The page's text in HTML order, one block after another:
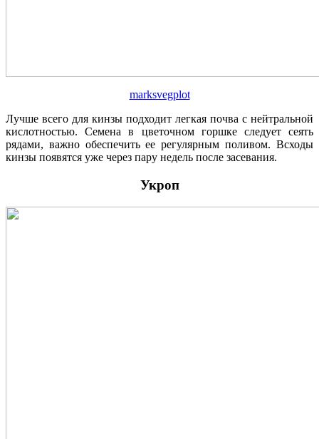
marksvegplot
Лучше всего для кинзы подходит легкая почва с нейтральной
кислотностью. Семена в цветочном горшке следует сеять
рядами, важно обеспечить ее регулярным поливом. Всходы
кинзы появятся уже через пару недель после засевания.
Укроп